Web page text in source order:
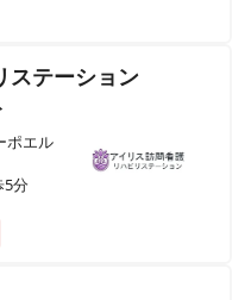
ステーション
ポエル
5分